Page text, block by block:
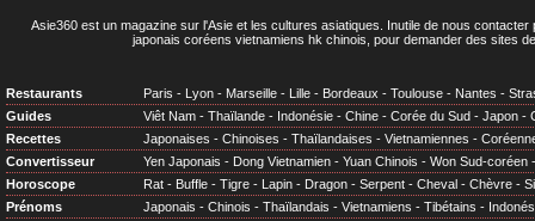
Asie360 est un magazine sur l'Asie et les cultures asiatiques . Inutile de nous
japonais coréens vietnamiens hk chinois, pour demander des sites
Restaurants Paris - Lyon - Marseille - Lille - Bordeaux - Toulouse - Nantes -
Guides
Viêt Nam - Thaïlande - Indonésie - Chine - Corée du Sud - Japon -
Recettes
Japonaises - Chinoises - Thaïlandaises - Vietnamiennes -
Convertisseur
Yen Japonais - Dong Vietnamien - Yuan Chinois - Won Sud-coréen
Horoscope
Rat - Buffle - Tigre - Lapin - Dragon - Serpent - Cheval - Chèvre -
Prénoms
Japonais - Chinois - Thaïlandais - Vietnamiens - Tibétains -